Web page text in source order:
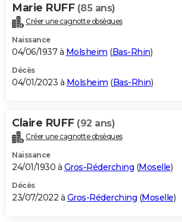
Marie RUFF (85 ans)
Créer une cagnotte obsèques
Naissance
04/06/1937 à Molsheim (Bas-Rhin)
Décès
04/01/2023 à Molsheim (Bas-Rhin)
Claire RUFF (92 ans)
Créer une cagnotte obsèques
Naissance
24/01/1930 à Gros-Réderching (Moselle)
Décès
23/07/2022 à Gros-Réderching (Moselle)